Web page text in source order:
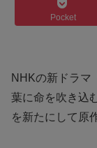
Pocket
NHKの新ドラマ
葉に命を吹き込
を新たにして原